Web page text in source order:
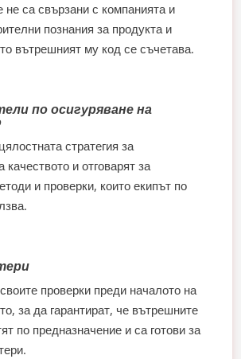
не са свързани с компанията и
познания за продукта и
вътрешният му код се съчетава.
по осигуряване на
стратегия за
качеството и отговарят за
и проверки, които екипът по
проверки преди началото на
за да гарантират, че вътрешните
по предназначение и са готови за